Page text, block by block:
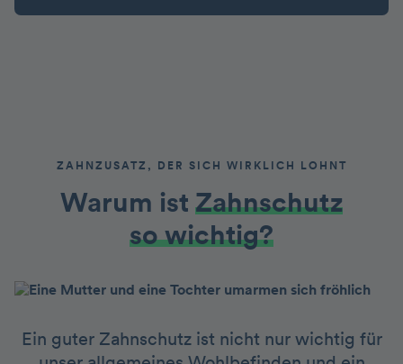
ZAHNZUSATZ, DER SICH WIRKLICH LOHNT
Warum ist Zahnschutz
so wichtig?
Ein guter Zahnschutz ist nicht nur wichtig für